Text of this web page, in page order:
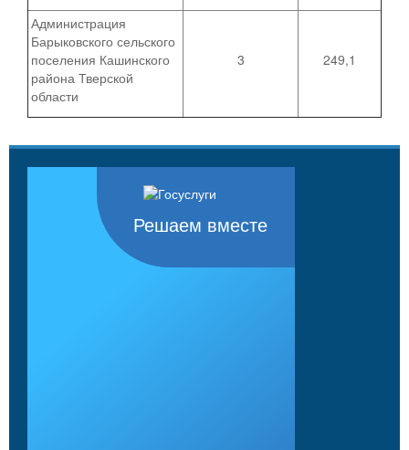
Администрация
Барыковского сельского
поселения Кашинского
района Тверской
области
3 249,1
Решаем вместе